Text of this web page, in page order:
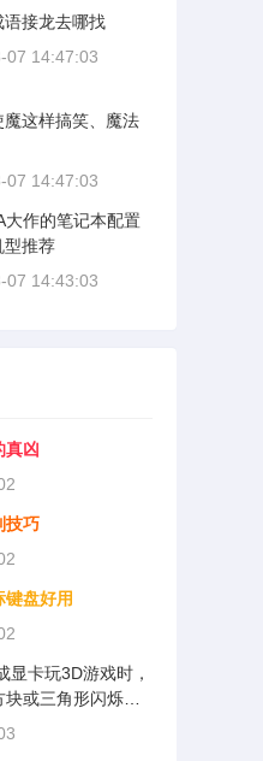
语接龙去哪找
07 14:47:03
魔这样搞笑、魔法
07 14:47:03
大作的笔记本配置
型推荐
07 14:43:03
真凶
技巧
键盘好用
显卡玩3D游戏时，
或三角形闪烁，
和硬件性能不足